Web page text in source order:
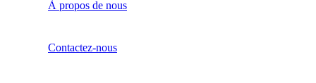
À propos de nous
Contactez-nous